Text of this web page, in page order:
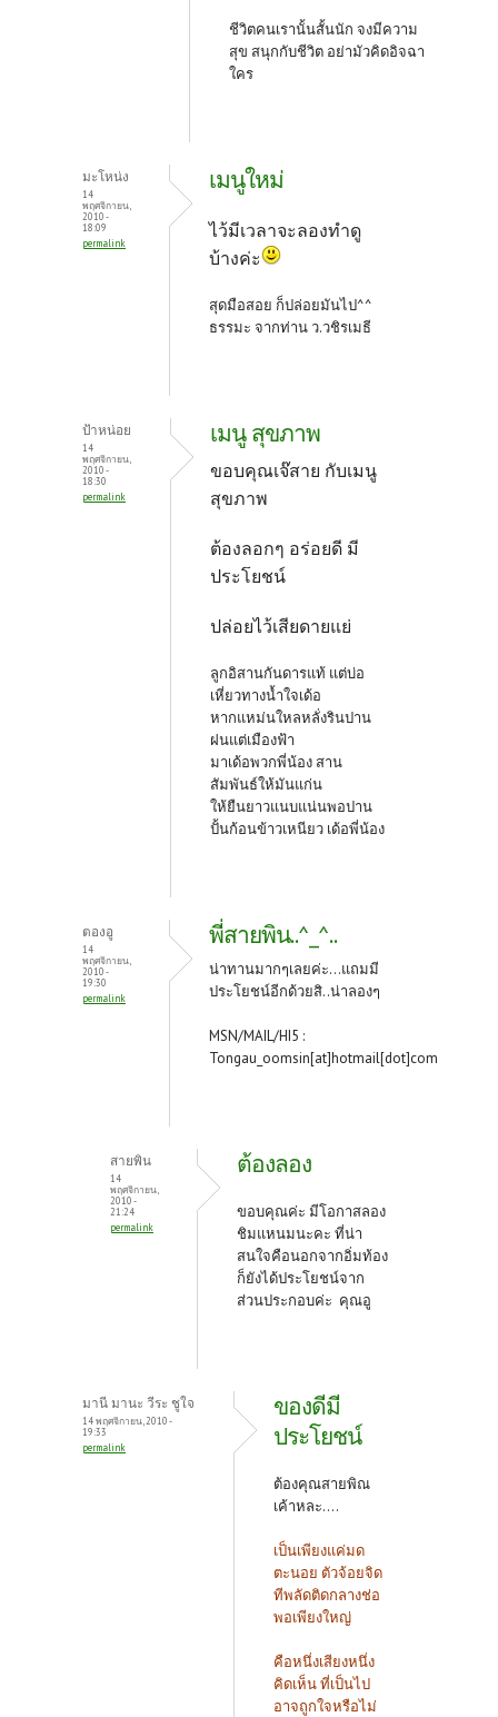
ชีวิตคนเรานั้นสั้นนัก จงมีความ
สุข สนุกกับชีวิต อย่ามัวคิดอิจฉา
ใคร
มะโหน่ง
14
พฤศจิกายน,
2010 -
18:09
permalink
เมนูใหม่
ไว้มีเวลาจะลองทำดู
บ้างค่ะ
สุดมือสอย ก็ปล่อยมันไป^^
ธรรมะ จากท่าน ว.วชิรเมธี
ป้าหน่อย
14
พฤศจิกายน,
2010 -
18:30
permalink
เมนู สุขภาพ
ขอบคุณเจ๊สาย กับเมนู
สุขภาพ
ต้องลอกๆ อร่อยดี มี
ประโยชน์
ปล่อยไว้เสียดายแย่
ลูกอิสานกันดารแท้ แต่บ่อ
เหี่ยวทางน้ำใจเด้อ
หากแหม่นใหลหลั่งรินปาน
ฝนแต่เมืองฟ้า
มาเด้อพวกพี่น้อง สาน
สัมพันธ์ให้มันแก่น
ให้ยืนยาวแนบแน่นพอปาน
ปั้นก้อนข้าวเหนียว เด้อพี่น้อง
ตองอู
14
พฤศจิกายน,
2010 -
19:30
permalink
พี่สายพิน..^_^..
น่าทานมากๆเลยค่ะ...แถมมี
ประโยชน์อีกด้วยสิ..น่าลองๆ
MSN/MAIL/HI5 :
Tongau_oomsin[at]hotmail[dot]com
สายพิน
14
พฤศจิกายน,
2010 -
21:24
permalink
ต้องลอง
ขอบคุณค่ะ มีโอกาสลอง
ชิมแหนมนะคะ ที่น่า
สนใจคือนอกจากอิ่มท้อง
ก็ยังได้ประโยชน์จาก
ส่วนประกอบค่ะ คุณอู
มานี มานะ วีระ ชูใจ
14 พฤศจิกายน, 2010 -
19:33
permalink
ของดีมี
ประโยชน์
ต้องคุณสายพิณ
เค้าหละ....
เป็นเพียงแค่มด
ตะนอย ตัวจ้อยจิด
ทีพลัดติดกลางช่อ
พอเพียงใหญ่
คือหนึ่งเสียงหนึ่ง
คิดเห็น ที่เป็นไป
อาจถูกใจหรือไม่